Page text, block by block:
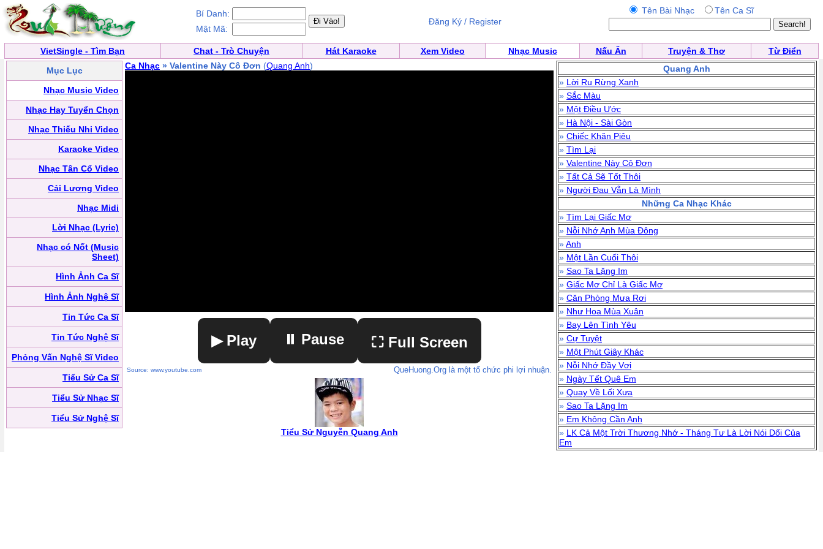
Bí Danh:
Mật Mã:
Đăng Ký / Register
Tên Bài Nhạc Tên Ca Sĩ
VietSingle - Tìm Bạn Chat - Trò Chuyện Hát Karaoke Xem Video Nhạc Music Nấu Ăn Truyện & Thơ
Từ Điển
Mục Lục
Nhạc Music Video
Nhạc Hay Tuyển Chọn
Nhạc Thiếu Nhi Video
Karaoke Video
Nhạc Tân Cổ Video
Cải Lương Video
Nhạc Midi
Lời Nhạc (Lyric)
Nhạc có Nốt (Music
Sheet)
Hình Ảnh Ca Sĩ
Hình Ảnh Nghệ Sĩ
Tin Tức Ca Sĩ
Tin Tức Nghệ Sĩ
Phỏng Vấn Nghệ Sĩ Video
Tiểu Sử Ca Sĩ
Tiểu Sử Nhạc Sĩ
Tiểu Sử Nghệ Sĩ
Ca Nhạc » Valentine Này Cô Đơn (Quang Anh)
▶ Play
▶ Play ⏸ Pause ⛶ Full Screen
Source: www.youtube.com QueHuong.Org là một tổ chức phi lợi nhuận.
Tiểu Sử Nguyễn Quang Anh
Quang Anh
» Lời Ru Rừng Xanh
» Sắc Màu
» Một Điều Ước
» Hà Nội - Sài Gòn
» Chiếc Khăn Piêu
» Tìm Lại
» Valentine Này Cô Đơn
» Tất Cả Sẽ Tốt Thôi
» Người Đau Vẫn Là Mình
Những Ca Nhạc Khác
» Tìm Lại Giấc Mơ
» Nỗi Nhớ Anh Mùa Đông
»Anh
» Một Lần Cuối Thôi
» Sao Ta Lặng Im
» Giấc Mơ Chỉ Là Giấc Mơ
» Căn Phòng Mưa Rơi
» Như Hoa Mùa Xuân
» Bay Lên Tình Yêu
» Cự Tuyệt
» Một Phút Giây Khác
» Nỗi Nhớ Đầy Vơi
» Ngày Tết Quê Em
» Quay Về Lối Xưa
» Sao Ta Lặng Im
» Em Không Cần Anh
» LK Cả Một Trời Thương Nhớ - Tháng Tư Là Lời Nói Dối Của
Em